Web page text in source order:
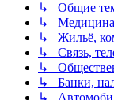
↳ Общие
↳ Медицина,
↳ Жильё,
↳ Связь,
↳
↳ Банки,
↳